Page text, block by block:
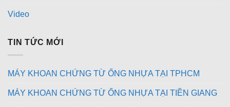
Video
TIN TỨC MỚI
MÁY KHOAN CHỨNG TỪ ỐNG NHỰA TẠI TPHCM
MÁY KHOAN CHỨNG TỪ ỐNG NHỰA TẠI TIỀN GIANG